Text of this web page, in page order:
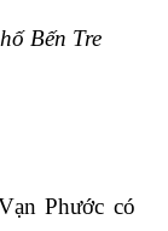
Bến Tre
Phước có